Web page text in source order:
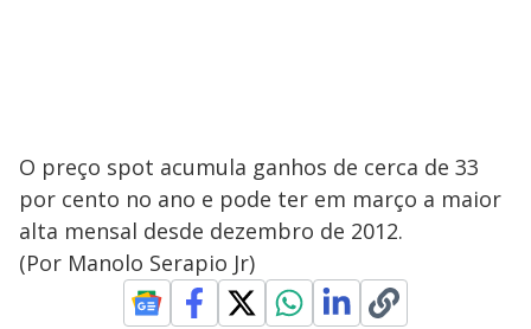
O preço spot acumula ganhos de cerca de 33
por cento no ano e pode ter em março a maior
alta mensal desde dezembro de 2012.
(Por Manolo Serapio Jr)